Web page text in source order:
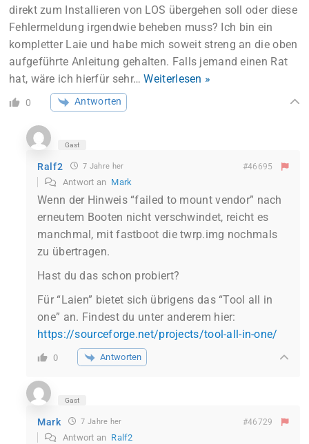
direkt zum Installieren von LOS übergehen soll oder diese
Fehlermeldung irgendwie beheben muss? Ich bin ein
kompletter Laie und habe mich soweit streng an die oben
aufgeführte Anleitung gehalten. Falls jemand einen Rat
hat, wäre ich hierfür sehr…Weiterlesen »
0 Antworten
Gast
Ralf2 7 Jahre her #46695
Antwort an Mark
Wenn der Hinweis “failed to mount vendor” nach
erneutem Booten nicht verschwindet, reicht es
manchmal, mit fastboot die twrp.img nochmals
zu übertragen.
Hast du das schon probiert?
Für “Laien” bietet sich übrigens das “Tool all in
one” an. Findest du unter anderem hier:
https://sourceforge.net/projects/tool-all-in-one/
0 Antworten
Gast
Mark 7 Jahre her #46729
Antwort an Ralf2